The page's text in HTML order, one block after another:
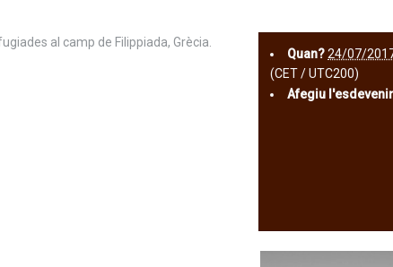
Quan?24/07/
(CET / UTC200)
Afegiu
al camp de Filippiada, Grècia.